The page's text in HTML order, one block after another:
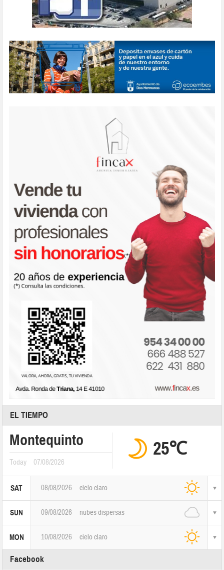
EL TIEMPO
Montequinto
Today 07/08/2026
25℃
SAT 08/08/2026 cielo claro
SUN 09/08/2026 nubes dispersas
MON 10/08/2026 cielo claro
Facebook